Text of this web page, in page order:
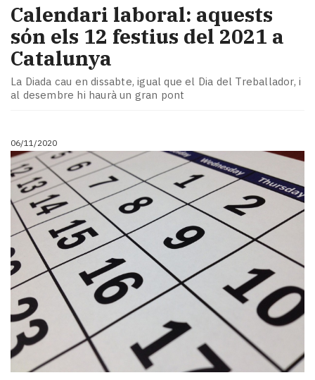
Calendari laboral: aquests
són els 12 festius del 2021 a
Catalunya
La Diada cau en dissabte, igual que el Dia del Treballador, i
al desembre hi haurà un gran pont
06/11/2020